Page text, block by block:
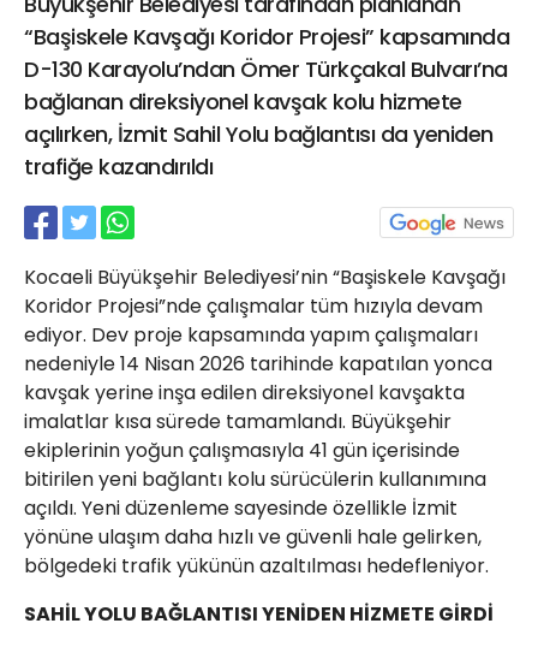
“Başiskele Kavşağı Koridor Projesi” kapsamında
D-130 Karayolu’ndan Ömer Türkçakal Bulvarı’na
bağlanan direksiyonel kavşak kolu hizmete
açılırken, İzmit Sahil Yolu bağlantısı da yeniden
trafiğe kazandırıldı
Kocaeli Büyükşehir Belediyesi’nin “Başiskele Kavşağı
Koridor Projesi”nde çalışmalar tüm hızıyla devam
ediyor. Dev proje kapsamında yapım çalışmaları
nedeniyle 14 Nisan 2026 tarihinde kapatılan yonca
kavşak yerine inşa edilen direksiyonel kavşakta
imalatlar kısa sürede tamamlandı. Büyükşehir
ekiplerinin yoğun çalışmasıyla 41 gün içerisinde
bitirilen yeni bağlantı kolu sürücülerin kullanımına
açıldı. Yeni düzenleme sayesinde özellikle İzmit
yönüne ulaşım daha hızlı ve güvenli hale gelirken,
bölgedeki trafik yükünün azaltılması hedefleniyor.
SAHİL YOLU BAĞLANTISI YENİDEN HİZMETE GİRDİ
21 Gölcük
02624132333
haber@golcukpostasi.com